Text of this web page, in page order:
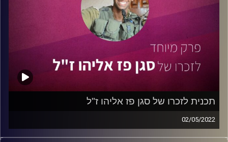
בפרק היום תשמעו את:
שותף במשרד עו"ד גורניצקי ומנהל
צוות ההיי-טק שמלווה סטראטאפים בתחילת הדרך ולקחו חלק
משמעותי בתמיכה בסטודנטים ובחסות האירוע.
הלינקדין של דן
– מיכאל לביא סולומון –
סמנכ"ל חדשנות ופיתוח עסקי
של Arieli Capital שהוא עצמו היה בוגר של תוכנית מומנטום!
הוא מספר על התהליך ובערך על כל מה שמעניין בעולם
העסקים.
הלינקדין של מיכאל
תכנית לזכרו של סגן פז אליהו ז"ל
02/05/2022
בפרק זה נביא את סיפורו שלסגן פז אליהוזכרו לברכה.